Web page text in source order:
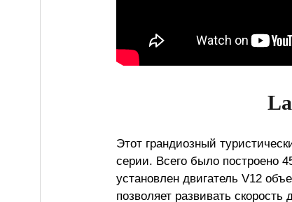
Этот грандиозный
серии. Всего было построено
установлен двигатель V12
позволяет развивать